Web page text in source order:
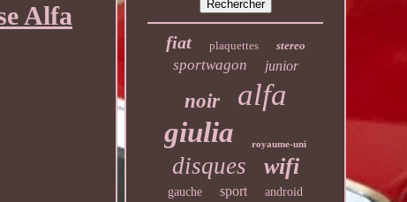
Alfa
fiat plaquettes stereo
sportwagon junior
noir alfa
giulia royaume-uni
disques wifi
gauche sport android